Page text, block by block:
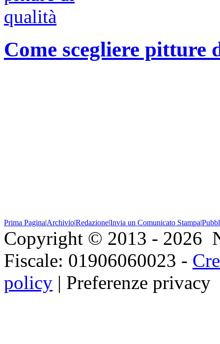
Come scegliere pitture
Prima Pagina|Archivio|Redazione|Invia un Comunicato Stampa|
Copyright © 2013 - 2026
Fiscale: 01906060023 -
policy | Preferenze privacy